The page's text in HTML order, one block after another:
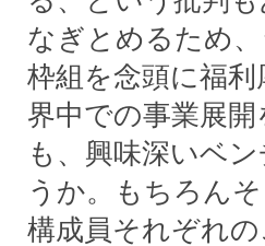
なぎとめるため
枠組を念頭に福
界中での事業展
も、興味深いベ
うか。もちろん
構成員それぞれ